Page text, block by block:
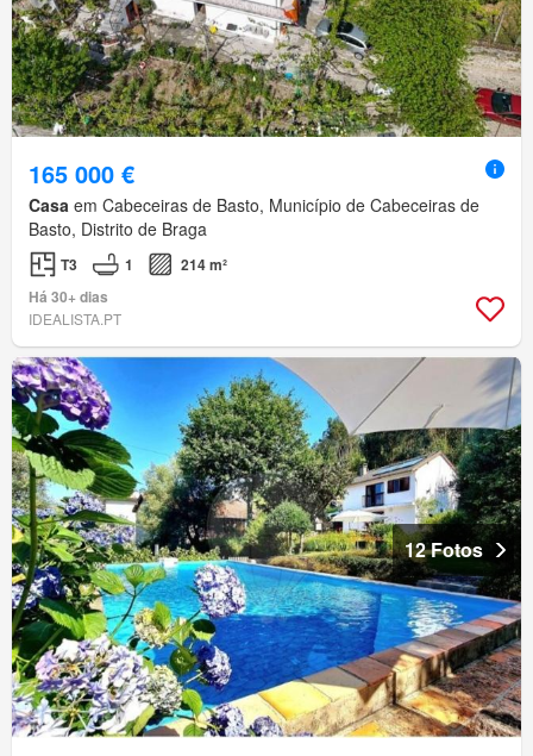
165 000 €
Casa em Cabeceiras de Basto, Município de Cabeceiras de
Basto, Distrito de Braga
T3 1
214 m²
Há 30+ dias
IDEALISTA.PT
12 Fotos